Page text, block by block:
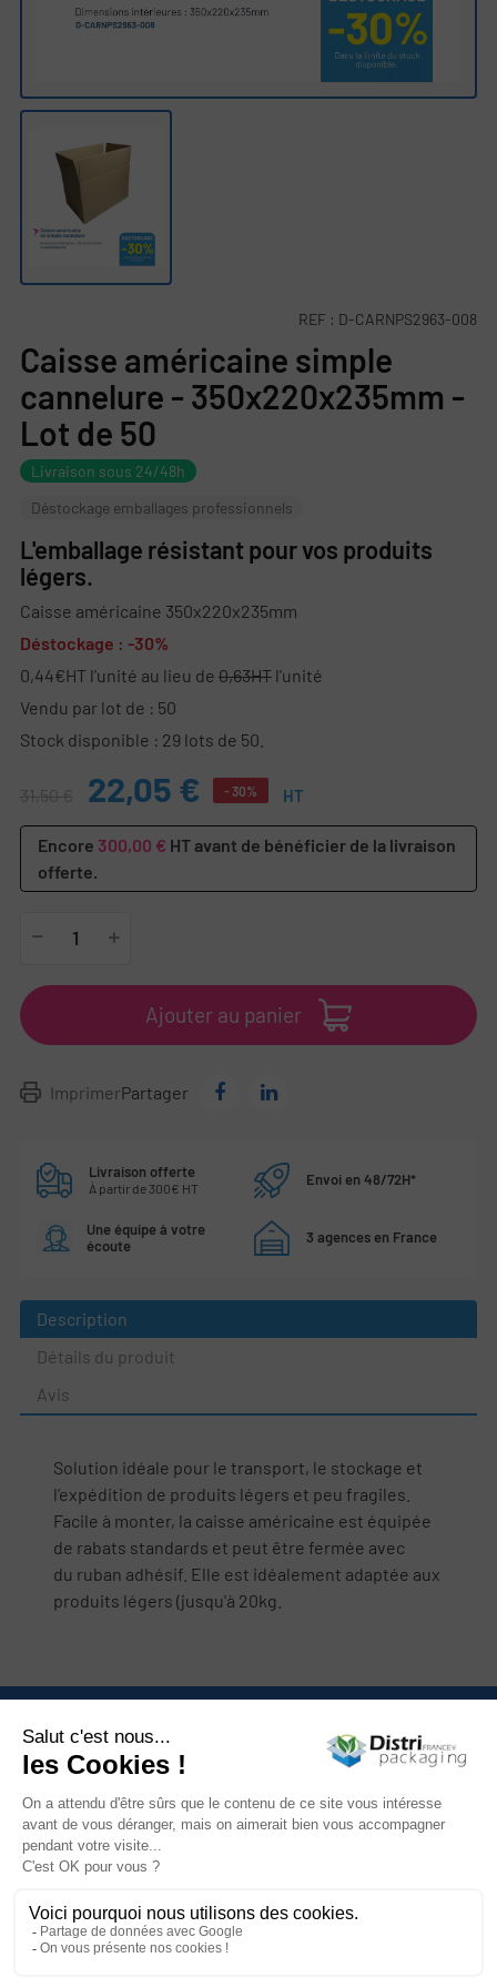
REF : D-CARNPS2963-008
Caisse américaine simple
cannelure - 350x220x235mm -
Lot de 50
Livraison sous 24/48h
Déstockage emballages professionnels
L'emballage résistant pour vos produits
légers.
Caisse américaine 350x220x235mm
Déstockage : -30%
0,44€HT l'unité au lieu de 0,63HT l'unité
Vendu par lot de : 50
Stock disponible : 29 lots de 50.
31,50 € 22,05 € - 30% HT
Encore 300,00 € HT avant de bénéficier de la livraison
offerte.
Ajouter au panier
ImprimerPartager
Livraison offerte
À partir de 300€ HT Envoi en 48/72H*
Une équipe à votre
écoute
3 agences en France
Description
Détails du produit
Avis
Solution idéale pour le transport, le stockage et
l’expédition de produits légers et peu fragiles.
Facile à monter, la caisse américaine est équipée
de rabats standards et peut être fermée avec
du ruban adhésif. Elle est idéalement adaptée aux
produits légers (jusqu'à 20kg.
Catégories 
Mon compte
Informations
Newsletter